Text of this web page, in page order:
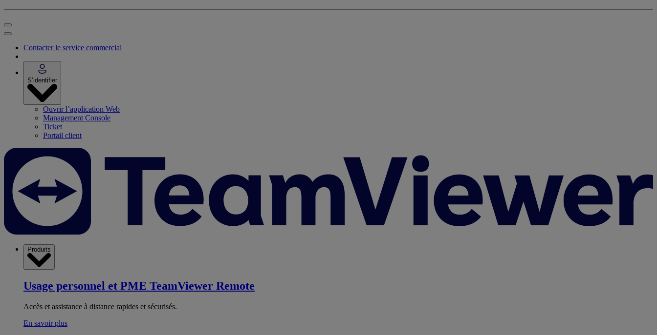
Contacter le service commercial
S’identifier
Ouvrir l’application Web
Management Console
Ticket
Portail client
Produits
Usage personnel et PME TeamViewer Remote
Accès et assistance à distance rapides et sécurisés.
En savoir plus